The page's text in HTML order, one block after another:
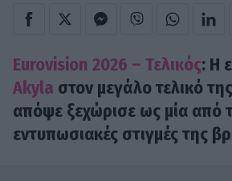
Eurovision 2026 – Τελικός: Η
Akyla στον μεγάλο τελικό
απόψε ξεχώρισε ως μία από
εντυπωσιακές στιγμές της